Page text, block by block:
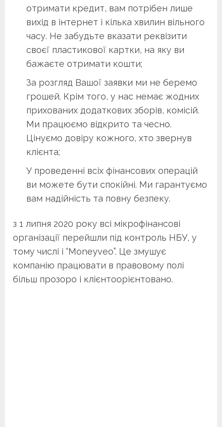
отримати кредит, вам потрібен лише
вихід в інтернет і кілька хвилин вільного
часу. Не забудьте вказати реквізити
своєї пластикової картки, на яку ви
бажаєте отримати кошти;
За розгляд Вашої заявки ми не беремо
грошей. Крім того, у нас немає жодних
прихованих додаткових зборів, комісій.
Ми працюємо відкрито та чесно.
Цінуємо довіру кожного, хто звернув
клієнта;
У проведенні всіх фінансових операцій
ви можете бути спокійні. Ми гарантуємо
вам надійність та повну безпеку.
з 1 липня 2020 року всі мікрофінансові
організації перейшли під контроль НБУ, у
тому числі і “Moneyveo”. Це змушує
компанію працювати в правовому полі
більш прозоро і клієнтоорієнтовано.